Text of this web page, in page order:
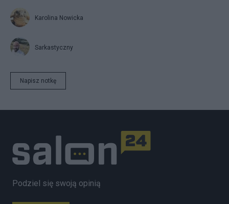
Karolina Nowicka
Sarkastyczny
Napisz notkę
Podziel się swoją opinią